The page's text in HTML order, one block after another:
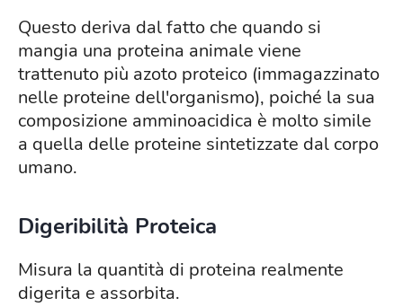
Questo deriva dal fatto che quando si
mangia una proteina animale viene
trattenuto più azoto proteico (immagazzinato
nelle proteine dell'organismo), poiché la sua
composizione amminoacidica è molto simile
a quella delle proteine sintetizzate dal corpo
umano.
Digeribilità Proteica
Misura la quantità di proteina realmente
digerita e assorbita.